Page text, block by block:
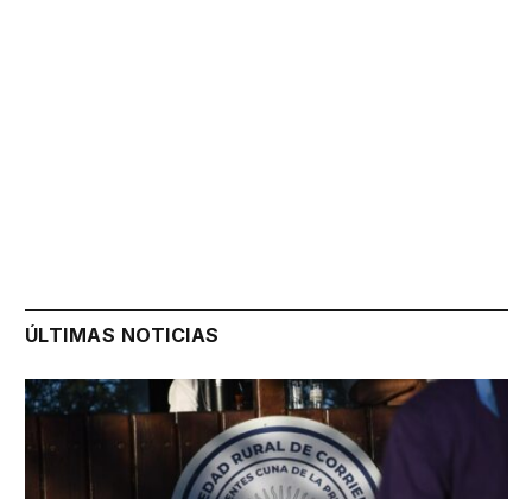
ÚLTIMAS NOTICIAS